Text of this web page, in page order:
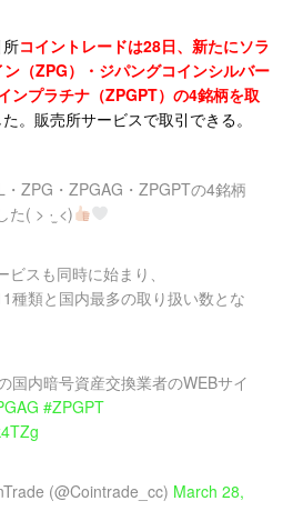
コイントレードは28日、新たにソラ
（ZPG）・ジパングコインシルバー
ンプラチナ（ZPGPT）の4銘柄を取
た。販売所サービスで取引できる。
ZPG・ZPGAG・ZPGPTの4銘柄
た( > ·̫ <)
スも同時に始まり、
種類と国内最多の取り扱い数とな
国内暗号資産交換業者のWEBサイ
#ZPGPT
(@Cointrade_cc) March 28,